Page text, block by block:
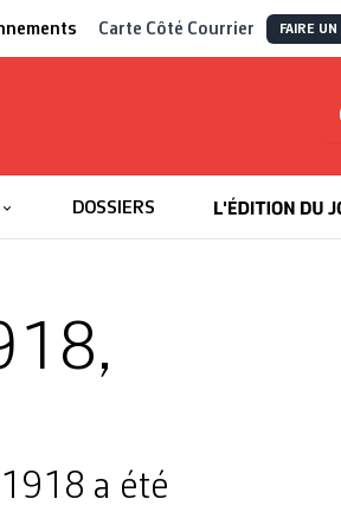
Carte Côté Courrier FAIRE UN
DOSSIERS
a été